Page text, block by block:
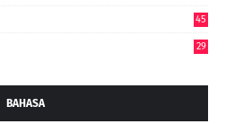
45
29
BAHASA